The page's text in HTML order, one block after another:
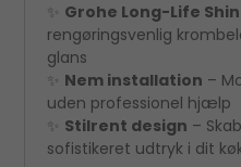
✨ Grohe Long-Life
rengøringsvenlig
glans
✨ Nem installation –
uden professionel hjælp
✨ Stilrent design –
sofistikeret udtryk i dit